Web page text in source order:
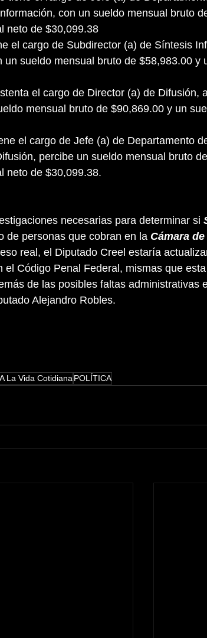
con un sueldo mensual bruto
neto de $30,099.38
el cargo de Subdirector (a) de Síntesis
un sueldo mensual bruto de $58,983.00 y
el cargo de Director (a) de Difusión,
mensual bruto de $90,869.00 y un
percibe un sueldo mensual bruto de
neto de $30,099.38.
necesarias para determinar si
de personas que cobran en la Cámara
real, el Diputado Creel estaría
Código Penal Federal, mismas que
de las posibles faltas administrativas
Alejandro Robles.
La Vida Cotidiana POLÍTICA